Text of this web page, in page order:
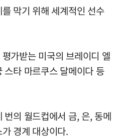
막기 위해 세계적인 선수
가받는 미국의 브레이디 엘
스타 마르쿠스 달메이다 등
번의 월드컵에서 금, 은, 동메
경계 대상이다.